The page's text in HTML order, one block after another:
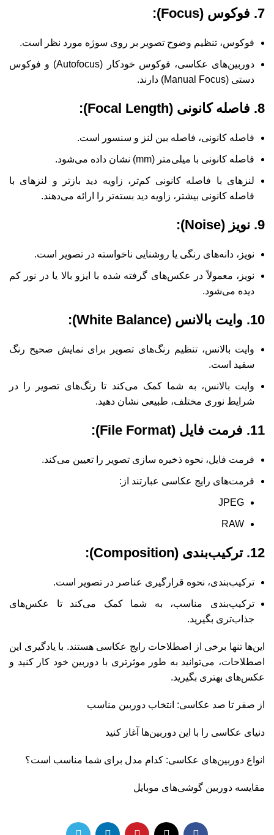
7. فوکوس (Focus):
فوکوس، تنظیم وضوح تصویر بر روی سوژه مورد نظر است.
دوربین‌های عکاسی، فوکوس خودکار (Autofocus) و فوکوس
دستی (Manual Focus) دارند.
8. فاصله کانونی (Focal Length):
فاصله کانونی، فاصله بین لنز و سنسور است.
فاصله کانونی با میلی‌متر (mm) نشان داده می‌شود.
لنزهای با فاصله کانونی کم‌تر، زاویه دید بازتر و لنزهای با
فاصله کانونی بیشتر، زاویه دید بسته‌تر را ارائه می‌دهند.
9. نویز (Noise):
نویز، دانه‌های رنگی یا روشنایی ناخواسته در تصویر است.
نویز، معمولاً در عکس‌های گرفته شده با ایزو بالا یا در نور کم
دیده می‌شود.
10. وایت بالانس (White Balance):
وایت بالانس، تنظیم رنگ‌های تصویر برای نمایش صحیح رنگ
سفید است.
وایت بالانس، به شما کمک می‌کند تا رنگ‌های تصویر را در
شرایط نوری مختلف، طبیعی نشان دهید.
11. فرمت فایل (File Format):
فرمت فایل، نحوه ذخیره سازی تصویر را تعیین می‌کند.
فرمت‌های رایج عکاسی عبارتند از:
JPEG
RAW
12. ترکیب‌بندی (Composition):
ترکیب‌بندی، نحوه قرارگیری عناصر در تصویر است.
ترکیب‌بندی مناسب، به شما کمک می‌کند تا عکس‌های
جذاب‌تری بگیرید.
این‌ها تنها برخی از اصطلاحات رایج عکاسی هستند. با یادگیری این
اصطلاحات، می‌توانید به طور موثرتری با دوربین خود کار کنید و
عکس‌های بهتری بگیرید.
از صفر تا صد عکاسی: انتخاب دوربین مناسب
دنیای عکاسی را با این دوربین‌ها آغاز کنید
انواع دوربین‌های عکاسی: کدام مدل برای شما مناسب است؟
مقایسه دوربین گوشی‌های موبایل